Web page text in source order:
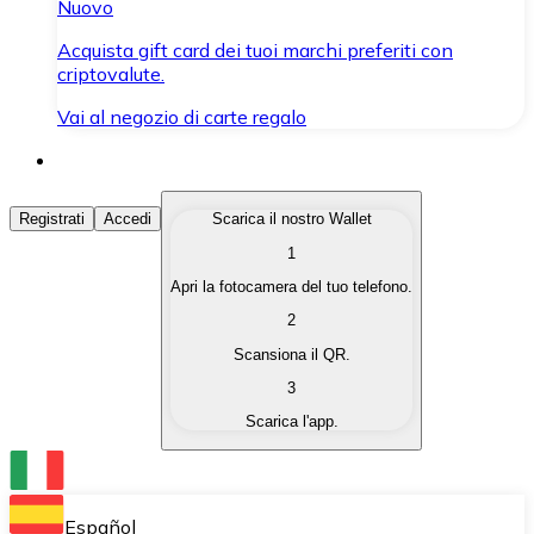
Nuovo
Acquista gift card dei tuoi marchi preferiti con
criptovalute.
Vai al negozio di carte regalo
Acquista Criptovalute
Acquista le criptovalute che ti interessano in modo
Converti le tue criptovalute in valuta fiat quando ne
Scambia una criptovaluta con un'altra
Conserva le tue cripto in un Wallet self-custodial.
Registrati Accedi
Scarica il nostro Wallet
1
Apri la fotocamera del tuo telefono.
2
Scansiona il QR.
3
Scarica l'app.
Español